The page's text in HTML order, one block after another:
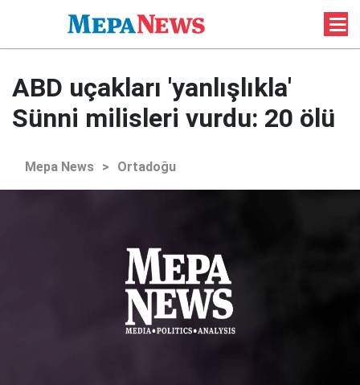
ABD uçakları 'yanlışlıkla'
Sünni milisleri vurdu: 20 ölü
Mepa News > Ortadoğu